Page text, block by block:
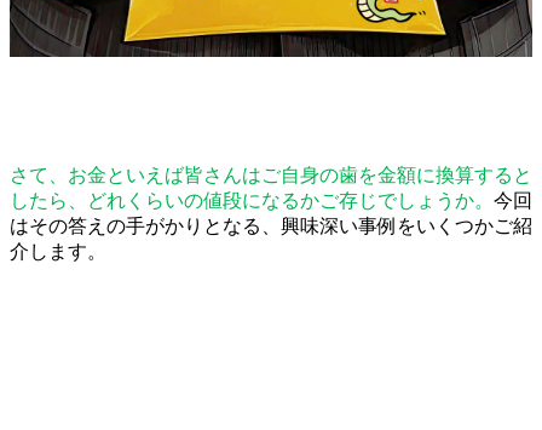
さて、お金といえば皆さんはご自身の歯を金額に換算すると
したら、どれくらいの値段になるかご存じでしょうか。 今回
はその答えの手がかりとなる、興味深い事例をいくつかご紹
介します。